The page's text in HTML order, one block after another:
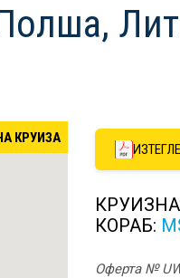
КРУИЗА
КОРАБ:
Оферта №